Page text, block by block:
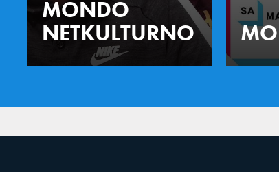
MONDO
NETKULTURNO